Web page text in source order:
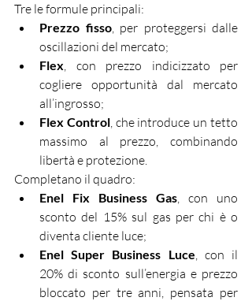
Tre le formule principali:
Prezzo fisso, per proteggersi dalle
oscillazioni del mercato;
Flex, con prezzo indicizzato per
cogliere opportunità dal mercato
all’ingrosso;
Flex Control, che introduce un tetto
massimo al prezzo, combinando
libertà e protezione.
Completano il quadro:
Enel Fix Business Gas, con uno
sconto del 15% sul gas per chi è o
diventa cliente luce;
Enel Super Business Luce, con il
20% di sconto sull’energia e prezzo
bloccato per tre anni, pensata per